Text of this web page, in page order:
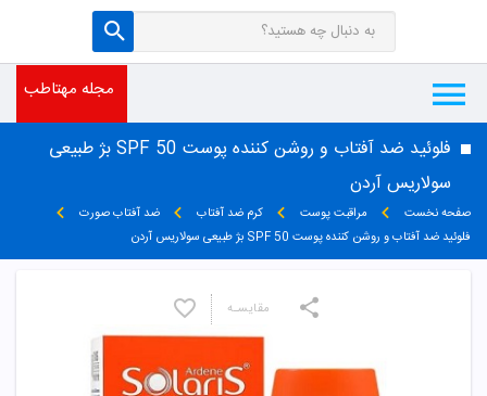
مجله مهتاطب
فلوئید ضد آفتاب و روشن کننده پوست SPF 50 بژ طبیعی
سولاریس آردن
صفحه نخست مراقبت پوست کرم ضد آفتاب
ضد آفتاب صورت
فلوئید ضد آفتاب و روشن کننده پوست SPF 50 بژ طبیعی سولاریس آردن
مقایسـه